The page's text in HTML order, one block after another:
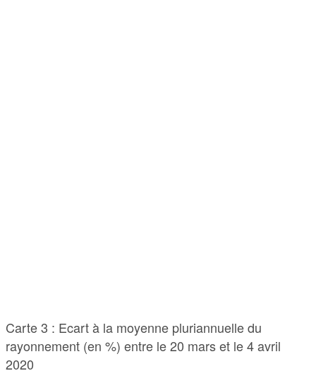
Carte 3 : Ecart à la moyenne pluriannuelle du
rayonnement (en %) entre le 20 mars et le 4 avril
2020